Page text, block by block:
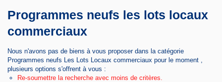
Vendre
Agence
Programmes neufs les lots locaux
commerciaux
Nous n'avons pas de biens à vous proposer dans la catégorie
Programmes neufs Les Lots Locaux commerciaux pour le moment ,
plusieurs options s'offrent à vous :
Re-soumettre la recherche avec moins de critères.